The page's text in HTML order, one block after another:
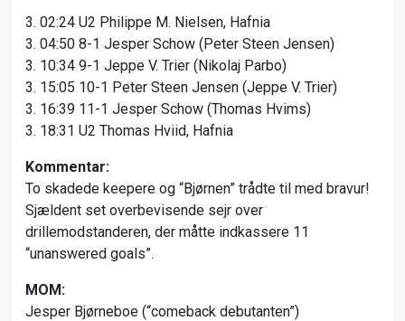
3. 02:24 U2 Philippe M. Nielsen, Hafnia
3. 04:50 8-1 Jesper Schow (Peter Steen Jensen)
3. 10:34 9-1 Jeppe V. Trier (Nikolaj Parbo)
3. 15:05 10-1 Peter Steen Jensen (Jeppe V. Trier)
3. 16:39 11-1 Jesper Schow (Thomas Hvims)
3. 18:31 U2 Thomas Hviid, Hafnia
Kommentar:
To skadede keepere og “Bjørnen” trådte til med bravur!
Sjældent set overbevisende sejr over
drillemodstanderen, der måtte indkassere 11
“unanswered goals”.
MOM:
Jesper Bjørneboe (“comeback debutanten”)